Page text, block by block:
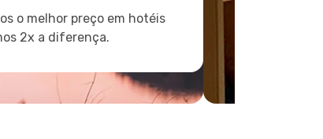
o melhor preço em hotéis
2x a diferença.